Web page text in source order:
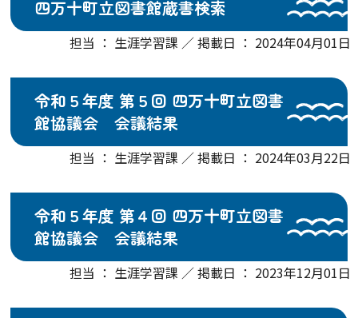
四万十町立図書館蔵書検索
担当 ： 生涯学習課 ／ 掲載日 ： 2024年04月01日
令和５年度 第５回 四万十町立図書
館協議会 会議結果
担当 ： 生涯学習課 ／ 掲載日 ： 2024年03月22日
令和５年度 第４回 四万十町立図書
館協議会 会議結果
担当 ： 生涯学習課 ／ 掲載日 ： 2023年12月01日